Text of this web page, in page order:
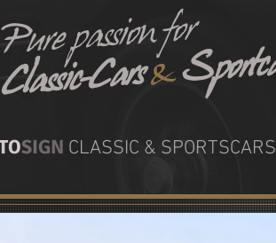
​Pure passion for
Classic-Cars&
SIGN CLASSIC & SPORTSCARS